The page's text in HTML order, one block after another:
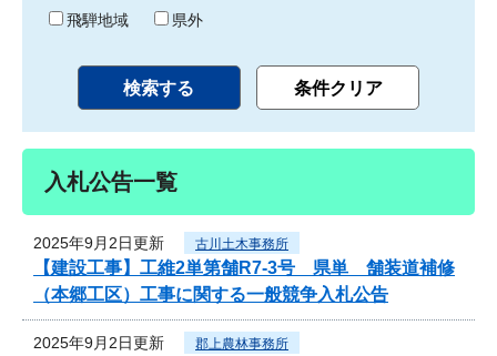
飛騨地域
県外
入札公告一覧
2025年9月2日更新 古川土木事務所
【建設工事】工維2単第舗R7-3号 県単 舗装道補修
（本郷工区）工事に関する一般競争入札公告
2025年9月2日更新 郡上農林事務所